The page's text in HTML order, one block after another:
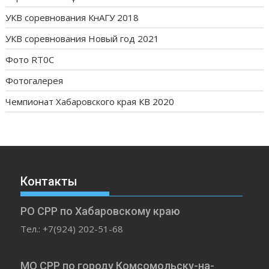
УКВ соревнования КнАГУ 2018
УКВ соревнования Новый год 2021
Фото RT0C
Фотогалерея
Чемпионат Хабаровского края КВ 2020
Контакты
РО СРР по Хабаровскому краю
Тел.: +7(924) 202-51-68
МО СРР по городу Комсомольску-на-